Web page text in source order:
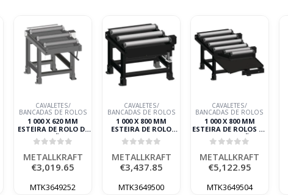
CAVALETES/
BANCADAS DE ROLOS
1 000 X 620 MM
ESTEIRA DE ROLO DE
ALIMENTAÇÃO/DESCARGA1
000 KG/M
METALLKRAFT
METALLKRAFT
€3,019.65
MTK3649252
CAVALETES/
BANCADAS DE ROLOS
1 000 X 800 MM
ESTEIRA DE ROLO
METALLKRAFT
METALLKRAFT
€3,437.85
MTK3649500
CAVALETES/
BANCADAS DE ROLOS
1 000 X 800 MM
ESTEIRA DE ROLOS DE
ALIMENTAÇÃO
METALLKRAFT
METALLKRAFT
€5,122.95
MTK3649504